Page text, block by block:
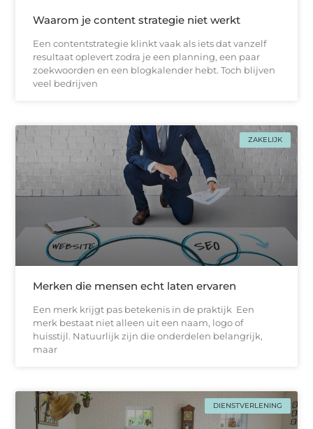
Waarom je content strategie niet werkt
Een contentstrategie klinkt vaak als iets dat vanzelf
resultaat oplevert zodra je een planning, een paar
zoekwoorden en een blogkalender hebt. Toch blijven
veel bedrijven
ZAKELIJK
Merken die mensen echt laten ervaren
Een merk krijgt pas betekenis in de praktijk Een
merk bestaat niet alleen uit een naam, logo of
huisstijl. Natuurlijk zijn die onderdelen belangrijk,
maar
DIENSTVERLENING